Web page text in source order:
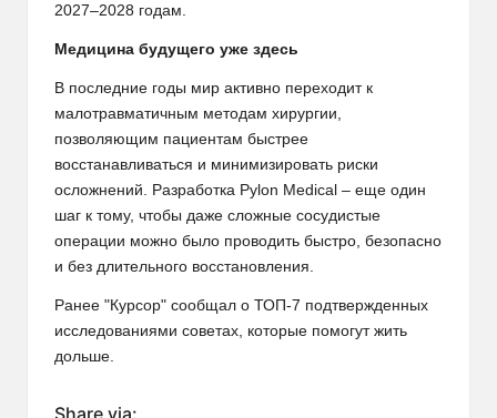
2027–2028 годам.
Медицина будущего уже здесь
В последние годы мир активно переходит к
малотравматичным методам хирургии,
позволяющим пациентам быстрее
восстанавливаться и минимизировать риски
осложнений. Разработка Pylon Medical – еще один
шаг к тому, чтобы даже сложные сосудистые
операции можно было проводить быстро, безопасно
и без длительного восстановления.
Ранее "Курсор" сообщал о ТОП-7 подтвержденных
исследованиями советах, которые помогут жить
дольше.
Share via: